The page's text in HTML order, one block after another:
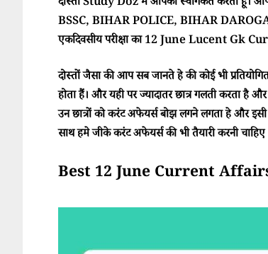
BSSC, BIHAR POLICE, BIHAR
एकदिवसीय परीक्षा का 12 June Lucent Gk
दोस्तों जैसा की आप सब जानते हे की कोई भी
होता हैं। और यही पर ज्यादातर छात्र गलती
उन छात्रों को करंट अफेयर्स बोझ लगने लगता हे और इसी
साथ हमे जीके करंट अफेयर्स की भी तैयारी करनी चाहिए
Best 12 June Current Affairs